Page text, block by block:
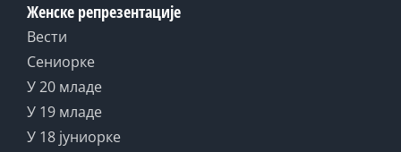
Женске репрезентације
Вести
Сениорке
У 20 младе
У 19 младе
У 18 јуниорке